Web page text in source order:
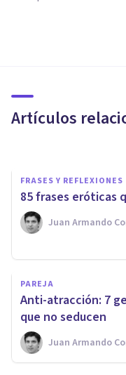
Artículos
comprobadas
FRASES Y REFLEXIONES
85 frases eróticas
Juan Armando
PAREJA
​Anti-atracción: 7
que no seducen
Juan Armando
por la
Jonathan García-